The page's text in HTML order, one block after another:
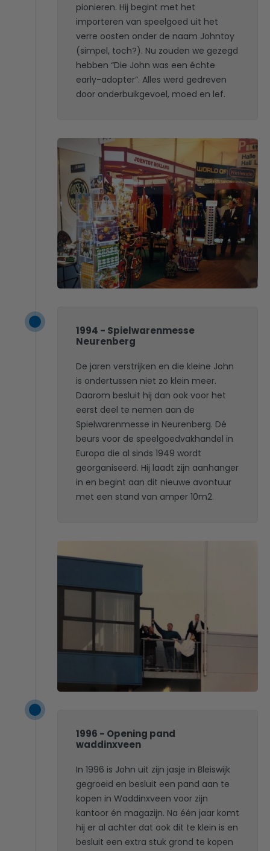
pionieren. Hij begint met het
importeren van speelgoed uit het
verre oosten onder de naam Johntoy
(simpel, toch?). Nu zouden we gezegd
hebben “Die John was een échte
early-adopter”. Alles werd gedreven
door onderbuikgevoel, moed en lef.
1994 - Spielwarenmesse
Neurenberg
De jaren verstrijken en die kleine John
is ondertussen niet zo klein meer.
Daarom besluit hij dan ook voor het
eerst deel te nemen aan de
Spielwarenmesse in Neurenberg. Dé
beurs voor de speelgoedvakhandel in
Europa die al sinds 1949 wordt
georganiseerd. Hij laadt zijn aanhanger
in en begint aan dit nieuwe avontuur
met een stand van amper 10m2.
1996 - Opening pand
waddinxveen
In 1996 is John uit zijn jasje in Bleiswijk
gegroeid en besluit een pand aan te
kopen in Waddinxveen voor zijn
kantoor én magazijn. Na één jaar komt
hij er al achter dat ook dit te klein is en
besluit een extra stuk grond te kopen